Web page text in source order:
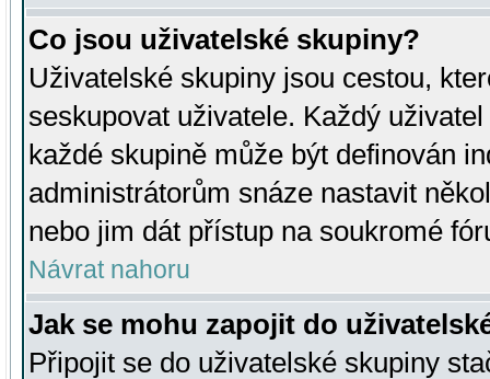
Co jsou uživatelské skupiny?
Uživatelské skupiny jsou cestou,
seskupovat uživatele. Každý
každé skupině může být definován
administrátorům snáze nastavit
nebo jim dát přístup na soukromé
Návrat nahoru
Jak se mohu zapojit do
Připojit se do uživatelské skupiny